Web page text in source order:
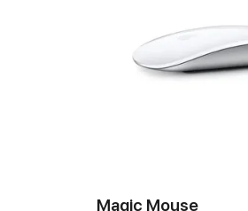
Magic Mouse